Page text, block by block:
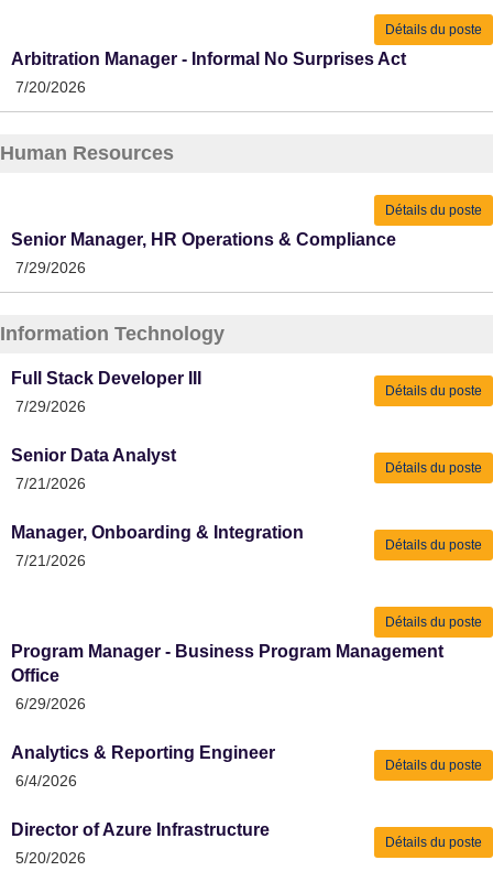
Détails du poste
Arbitration Manager - Informal No Surprises Act
7/20/2026
Human Resources
Détails du poste
Senior Manager, HR Operations & Compliance
7/29/2026
Information Technology
Détails du poste
Full Stack Developer III
7/29/2026
Détails du poste
Senior Data Analyst
7/21/2026
Détails du poste
Manager, Onboarding & Integration
7/21/2026
Détails du poste
Program Manager - Business Program Management
Office
6/29/2026
Détails du poste
Analytics & Reporting Engineer
6/4/2026
Détails du poste
Director of Azure Infrastructure
5/20/2026